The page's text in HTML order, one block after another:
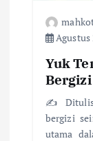
Agustus
Yuk
✍️ Ditulis
bergizi
utama